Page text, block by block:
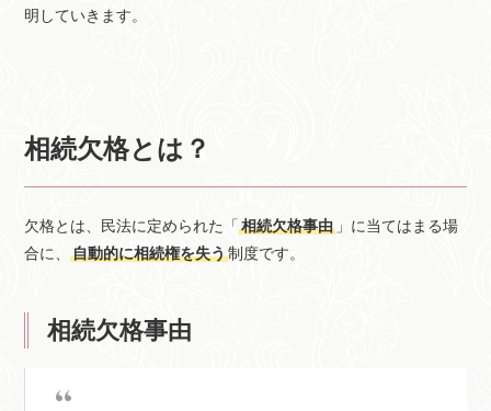
明していきます。
相続欠格とは？
欠格とは、民法に定められた「相続欠格事由 」に当てはまる場
合に、自動的に相続権を失う制度です。
相続欠格事由